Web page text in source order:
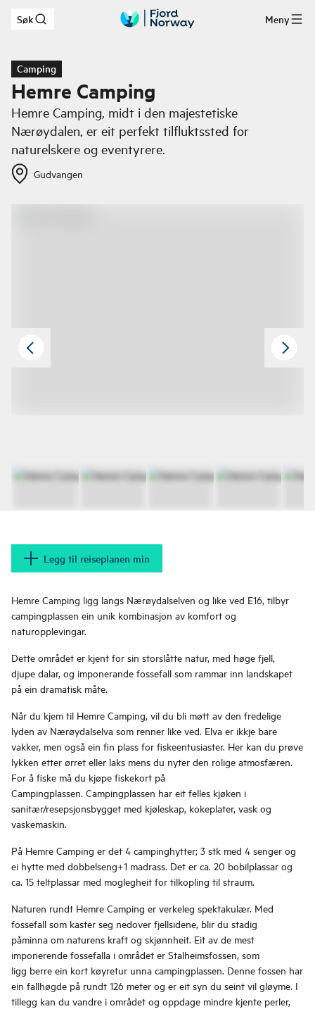
Hopp til hovedinnhold
Søk Meny
Camping
Hemre Camping
Hemre Camping, midt i den majestetiske
Nærøydalen, er eit perfekt tilfluktssted for
naturelskere og eventyrere.
Gudvangen
Legg til reiseplanen min
Hemre Camping ligg langs Nærøydalselven og like ved E16, tilbyr
campingplassen ein unik kombinasjon av komfort og
naturopplevingar.
Dette området er kjent for sin storslåtte natur, med høge fjell,
djupe dalar, og imponerande fossefall som rammar inn landskapet
på ein dramatisk måte.
Når du kjem til Hemre Camping, vil du bli møtt av den fredelige
lyden av Nærøydalselva som renner like ved. Elva er ikkje bare
vakker, men også ein fin plass for fiskeentusiaster. Her kan du prøve
lykken etter ørret eller laks mens du nyter den rolige atmosfæren.
For å fiske må du kjøpe fiskekort på
Campingplassen. Campingplassen har eit felles kjøken i
sanitær/resepsjonsbygget med kjøleskap, kokeplater, vask og
vaskemaskin.
På Hemre Camping er det 4 campinghytter; 3 stk med 4 senger og
ei hytte med dobbelseng+1 madrass. Det er ca. 20 bobilplassar og
ca. 15 teltplassar med moglegheit for tilkopling til straum.
Naturen rundt Hemre Camping er verkeleg spektakulær. Med
fossefall som kaster seg nedover fjellsidene, blir du stadig
påminna om naturens kraft og skjønnheit. Eit av de mest
imponerende fossefalla i området er Stalheimsfossen, som
ligg berre ein kort køyretur unna campingplassen. Denne fossen har
ein fallhøgde på rundt 126 meter og er eit syn du seint vil gløyme. I
tillegg kan du vandre i området og oppdage mindre kjente perler,